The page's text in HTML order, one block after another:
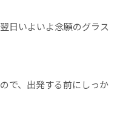
に。 あれ
準備も時
アメリカ
ンドンの
日いよいよ念願のグラス
で、出発する前にしっか